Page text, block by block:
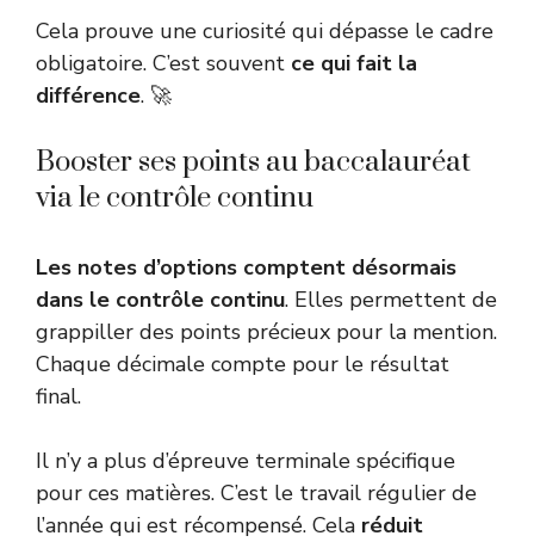
Cela prouve une curiosité qui dépasse le cadre
obligatoire. C’est souvent ce qui fait la
différence. 🚀
Booster ses points au baccalauréat
via le contrôle continu
Les notes d’options comptent désormais
dans le contrôle continu. Elles permettent de
grappiller des points précieux pour la mention.
Chaque décimale compte pour le résultat
final.
Il n’y a plus d’épreuve terminale spécifique
pour ces matières. C’est le travail régulier de
l’année qui est récompensé. Cela réduit